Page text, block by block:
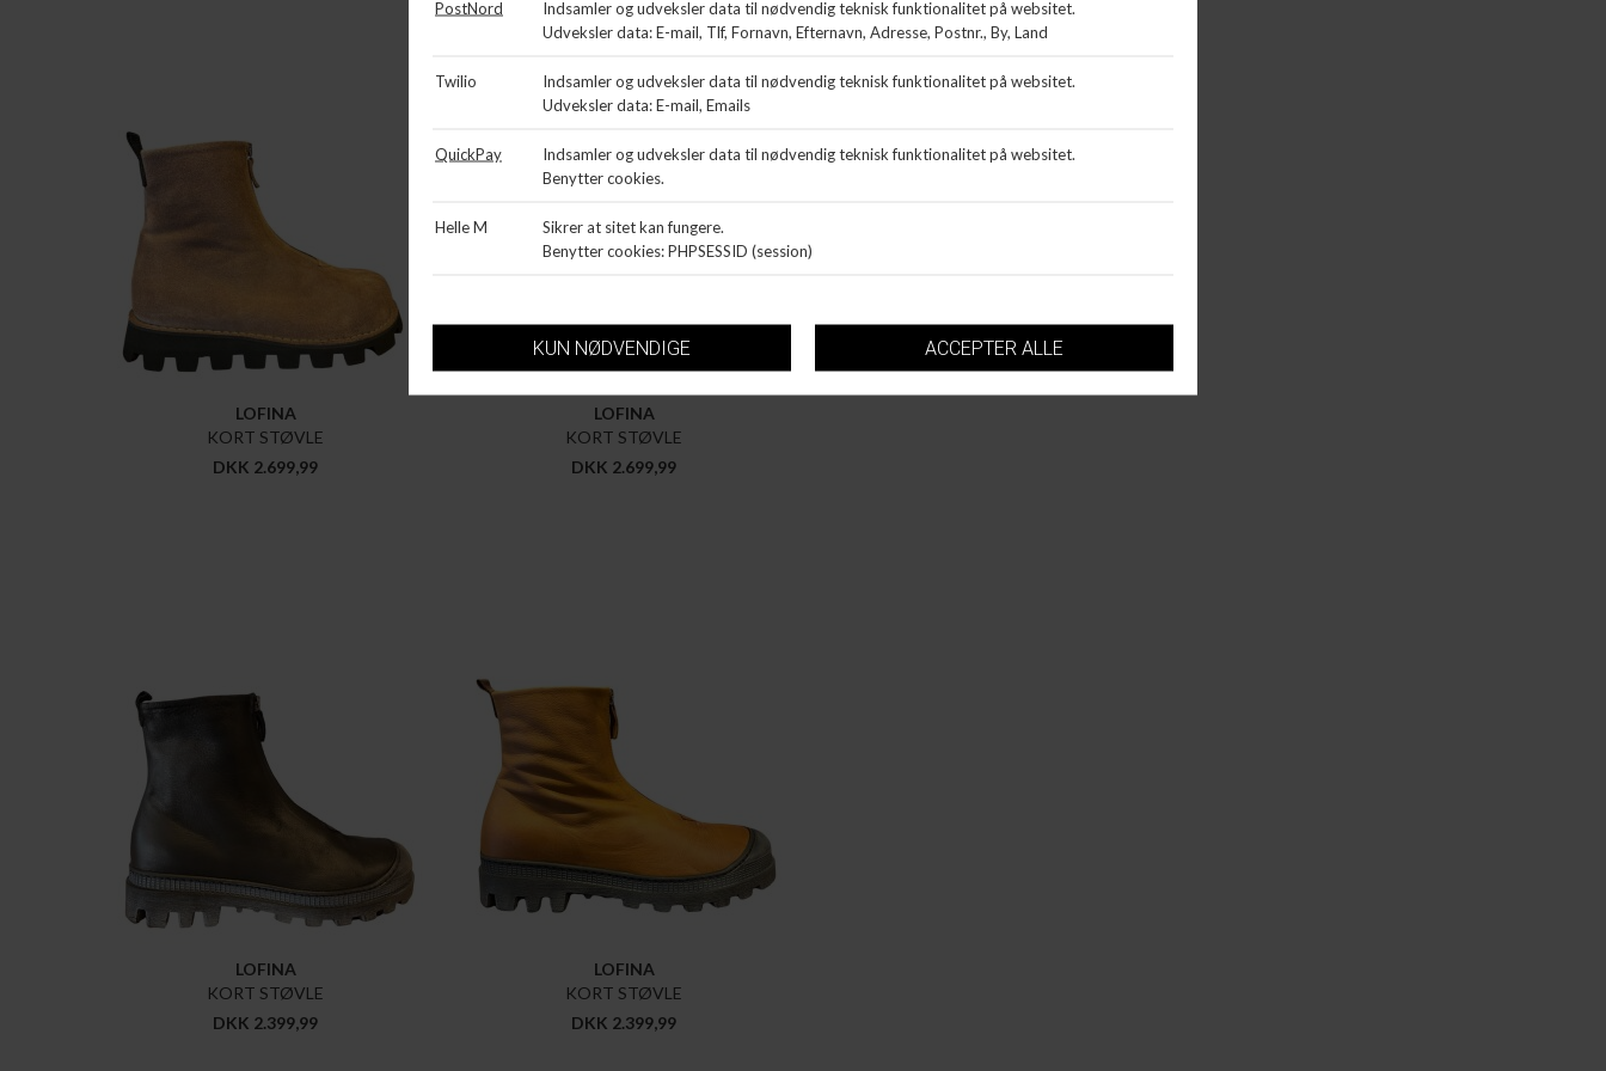
LOFINA
KORT STØVLE
DKK 2.699,99
LOFINA
KORT STØVLE
DKK 2.699,99
LOFINA
KORT STØVLE
DKK 2.399,99
LOFINA
KORT STØVLE
DKK 2.399,99